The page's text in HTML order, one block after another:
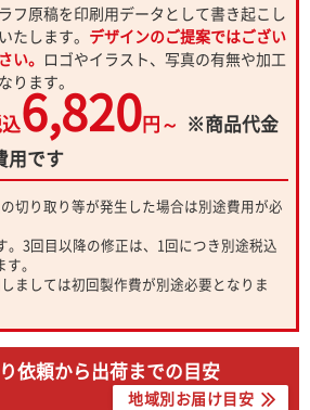
フ原稿を印刷用データとして書き起こし
たします。 デザインのご提案ではござい
い。 ロゴやイラスト、写真の有無や加工
ります。
6,820円～ ※商品代金
用です
切り取り等が発生した場合は別途費用が必
3回目以降の修正は、1回につき別途税込
。
ましては初回製作費が別途必要となりま
依頼から出荷までの目安
地域別お届け目安